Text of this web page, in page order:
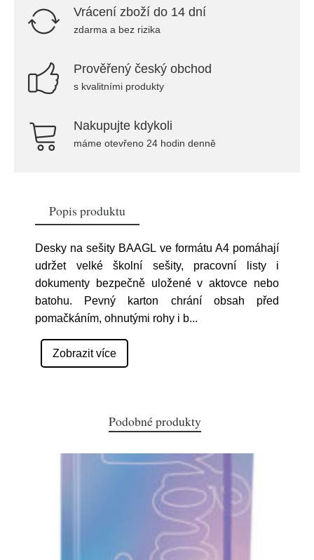
Vrácení zboží do 14 dní
zdarma a bez rizika
Prověřený český obchod
s kvalitními produkty
Nakupujte kdykoli
máme otevřeno 24 hodin denně
Popis produktu
Desky na sešity BAAGL ve formátu A4 pomáhají
udržet velké školní sešity, pracovní listy i
dokumenty bezpečně uložené v aktovce nebo
batohu. Pevný karton chrání obsah před
pomačkáním, ohnutými rohy i b...
Zobrazit více
Podobné produkty